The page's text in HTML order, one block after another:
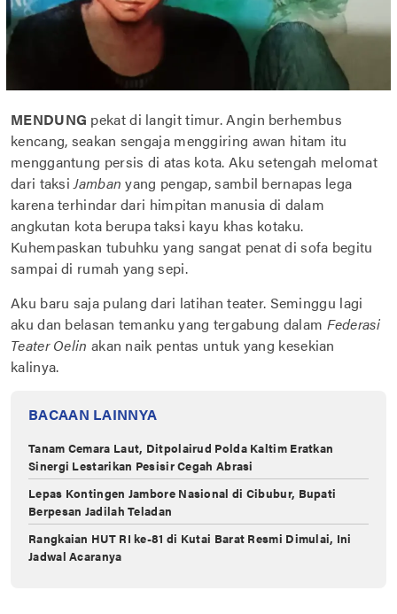
MENDUNG pekat di langit timur. Angin berhembus
kencang, seakan sengaja menggiring awan hitam itu
menggantung persis di atas kota. Aku setengah melomat
dari taksiJamban yang pengap, sambil bernapas lega
karena terhindar dari himpitan manusia di dalam
angkutan kota berupa taksi kayu khas kotaku.
Kuhempaskan tubuhku yang sangat penat di sofa begitu
sampai di rumah yang sepi.
Aku baru saja pulang dari latihan teater. Seminggu lagi
aku dan belasan temanku yang tergabung dalam Federasi
Teater Oelin akan naik pentas untuk yang kesekian
kalinya.
BACAAN LAINNYA
Tanam Cemara Laut, Ditpolairud Polda Kaltim Eratkan
Sinergi Lestarikan Pesisir Cegah Abrasi
Lepas Kontingen Jambore Nasional di Cibubur, Bupati
Berpesan Jadilah Teladan
Rangkaian HUT RI ke-81 di Kutai Barat Resmi Dimulai, Ini
Jadwal Acaranya